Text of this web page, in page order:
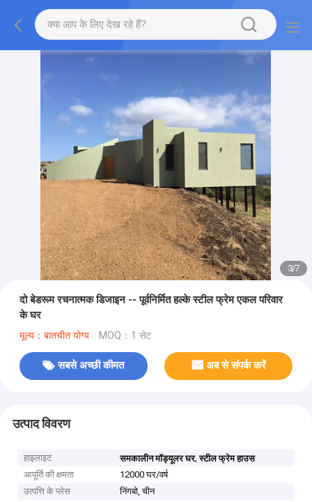
3/7
दो बेडरूम रचनात्मक डिजाइन -- पूर्वनिर्मित हल्के स्टील फ्रेम एकल परिवार
के घर
मूल्य：बातचीत योग्य MOQ：1 सेट
सबसे अच्छी कीमत अब से संपर्क करें
उत्पाद विवरण
हाइलाइट समकालीन मॉड्यूलर घर,स्टील फ्रेम हाउस
आपूर्ति की क्षमता
12000 घर/वर्ष
उत्पत्ति के प्लेस
निंगबो, चीन